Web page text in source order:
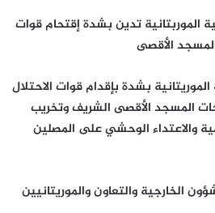
الموربتانية تدين بشدة إقتحام قوات
المسجد الأقصى
بشدة بإقدام قوات الاحتلال
المسجد الأقصى الشريف وتخريب
والاعتداء الوحشي على المصلين
الخارجية والتعاون والموريتانيين